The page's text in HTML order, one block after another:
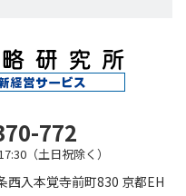
772
（土日祝除く）
入本覚寺前町830 京都EH